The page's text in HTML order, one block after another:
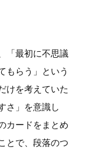
「最初に不思議
もらう」という
けを考えていた
さ」を意識し
カードをまとめ
とで、段落のつ